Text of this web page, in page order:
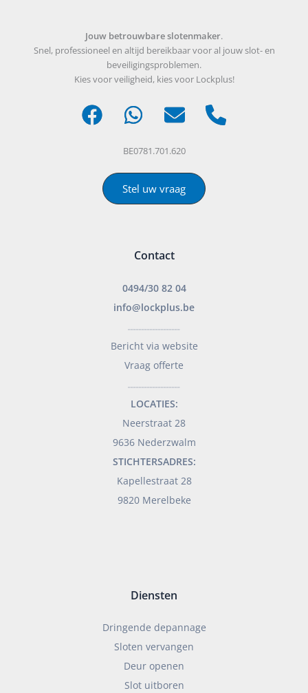
Jouw betrouwbare slotenmaker.
Snel, professioneel en altijd bereikbaar voor al jouw slot- en
beveiligingsproblemen.
Kies voor veiligheid, kies voor Lockplus!
BE0781.701.620
Stel uw vraag
Contact
0494/30 82 04
info@lockplus.be
Bericht via website
Vraag offerte
LOCATIES:
Neerstraat 28
9636 Nederzwalm
STICHTERSADRES:
Kapellestraat 28
9820 Merelbeke
Diensten
Dringende depannage
Sloten vervangen
Deur openen
Slot uitboren